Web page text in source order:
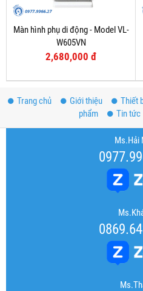
Màn hình phụ di động - Model VL-
W605VN
2,680,000 đ
Trang chủ Giới thiệu Thiết
phẩm
Tin tức
Ms.Hải